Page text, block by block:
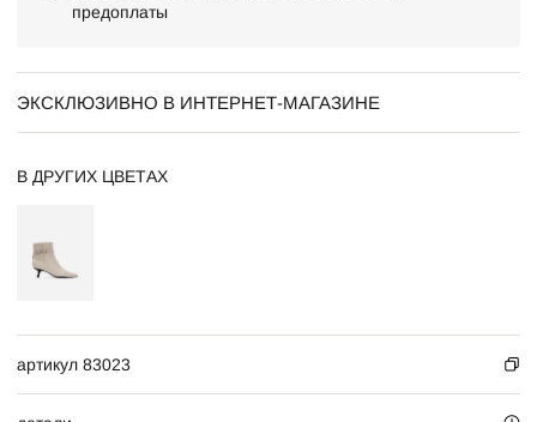
предоплаты
ЭКСКЛЮЗИВНО В ИНТЕРНЕТ-МАГАЗИНЕ
В ДРУГИХ ЦВЕТАХ
артикул 83023